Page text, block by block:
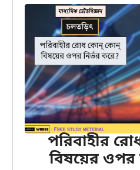
পরিবাহীর
বিষয়ের ওপর